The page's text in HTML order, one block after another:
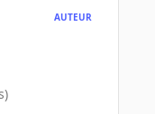
AUTEUR